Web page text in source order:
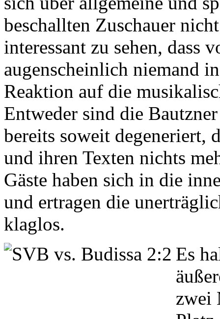
beschallten Zuschauer
interessant zu sehen, dass
augenscheinlich niemand
Reaktion auf die
Entweder sind die
bereits soweit degeneriert,
und ihren Texten nichts
Gäste haben sich in die
und ertragen die
klaglos.
Es
zwei